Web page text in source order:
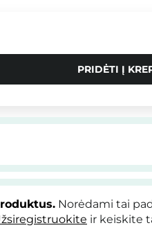
PRIDĖTI Į
Norėdami tai
ir keiskite